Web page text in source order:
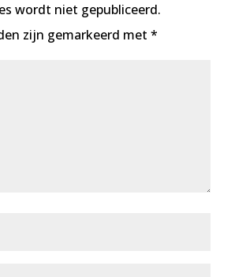
wordt niet gepubliceerd.
zijn gemarkeerd met *